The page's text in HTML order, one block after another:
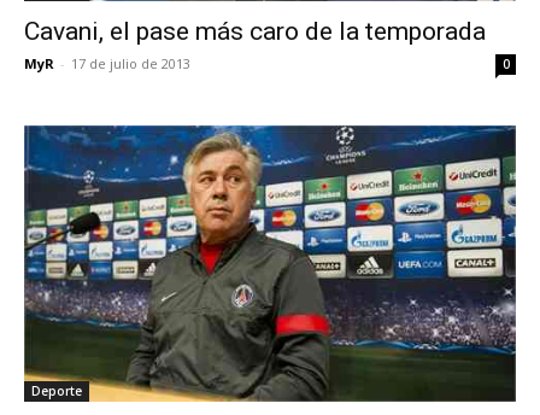
Cavani, el pase más caro de la temporada
MyR - 17 de julio de 2013 0
Deporte